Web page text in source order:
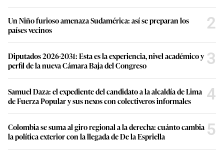
Un Niño furioso amenaza Sudamérica: así se preparan los
países vecinos
2
Diputados 2026-2031: Esta es la experiencia, nivel académico y
perfil de la nueva Cámara Baja del Congreso
3
Samuel Daza: el expediente del candidato a la alcaldía de Lima
de Fuerza Popular y sus nexos con colectiveros informales
4
Colombia se suma al giro regional a la derecha: cuánto cambia
la política exterior con la llegada de De la Espriella
5